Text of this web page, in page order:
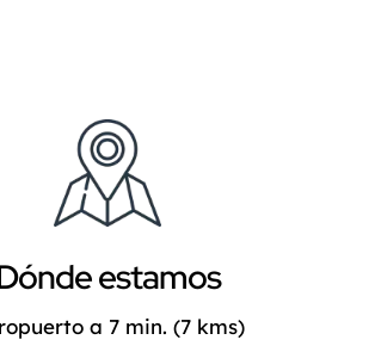
estamos
a 7 min. (7 kms)